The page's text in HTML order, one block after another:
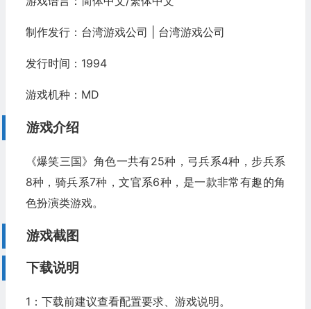
制作发行：台湾游戏公司 | 台湾游戏公司
发行时间：1994
游戏机种：MD
游戏介绍
《爆笑三国》角色一共有25种，弓兵系4种，步兵系
8种，骑兵系7种，文官系6种，是一款非常有趣的角
色扮演类游戏。
游戏截图
下载说明
1：下载前建议查看配置要求、游戏说明。